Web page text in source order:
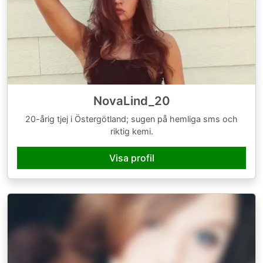
NovaLind_20
20-årig tjej i Östergötland; sugen på hemliga sms och
riktig kemi.
Visa profil